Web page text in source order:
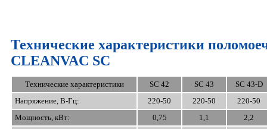
Технические характеристики
CLEANVAC SC
Технические характеристики SC 42 SC 43
SC 43-D
Напряжение, В-Гц:
220-50 220-50
220-50
Mощность, кВт:
0,75 1,1
2,2